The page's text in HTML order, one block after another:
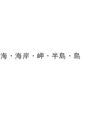
海・海岸・岬・半島・島